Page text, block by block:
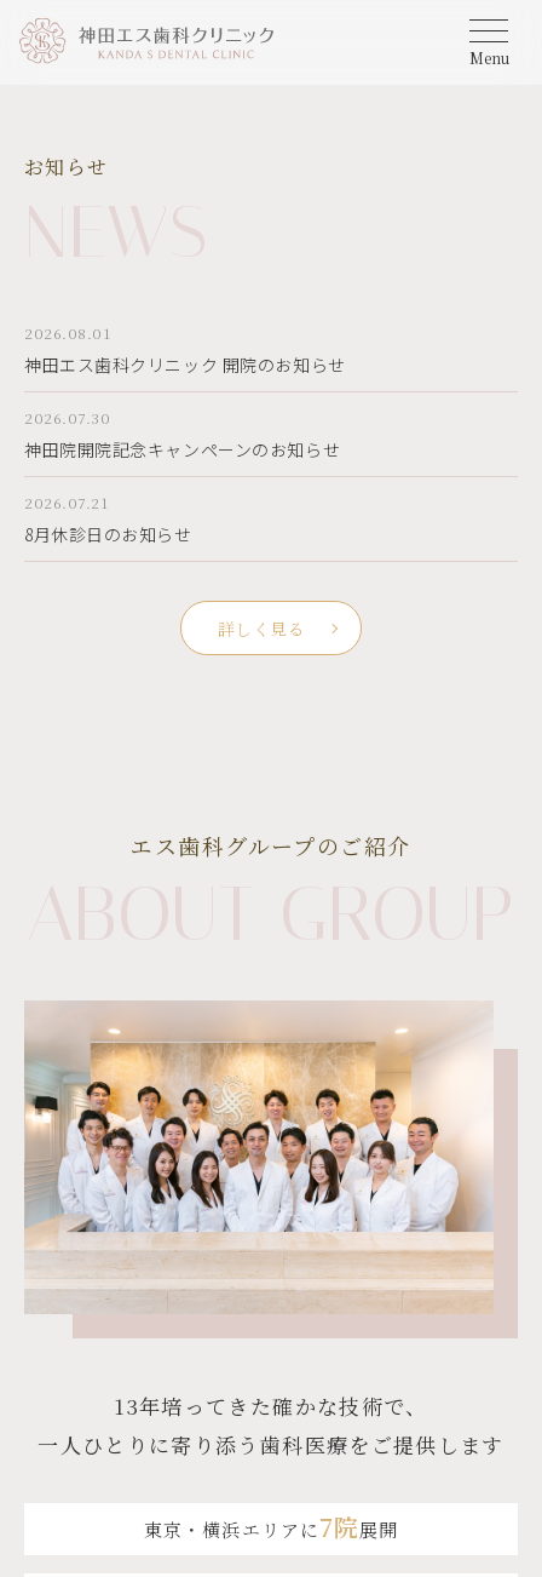
Menu
お知らせ
NEWS
詳しく見る
2026.08.01
神田エス歯科クリニック 開院のお知らせ
2026.07.30
神田院開院記念キャンペーンのお知らせ
2026.07.21
8月休診日のお知らせ
エス歯科グループのご紹介
13年培ってきた確かな技術で、
一人ひとりに寄り添う歯科医療をご提供します
東京・横浜エリアに7院展開